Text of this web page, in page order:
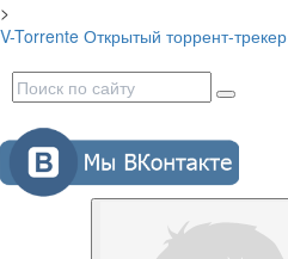
>
V-Torrente Открытый торрент-трекер